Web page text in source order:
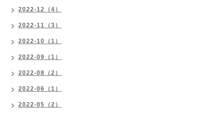
2022-12（4）
2022-11（3）
2022-10（1）
2022-09（1）
2022-08（2）
2022-06（1）
2022-05（2）